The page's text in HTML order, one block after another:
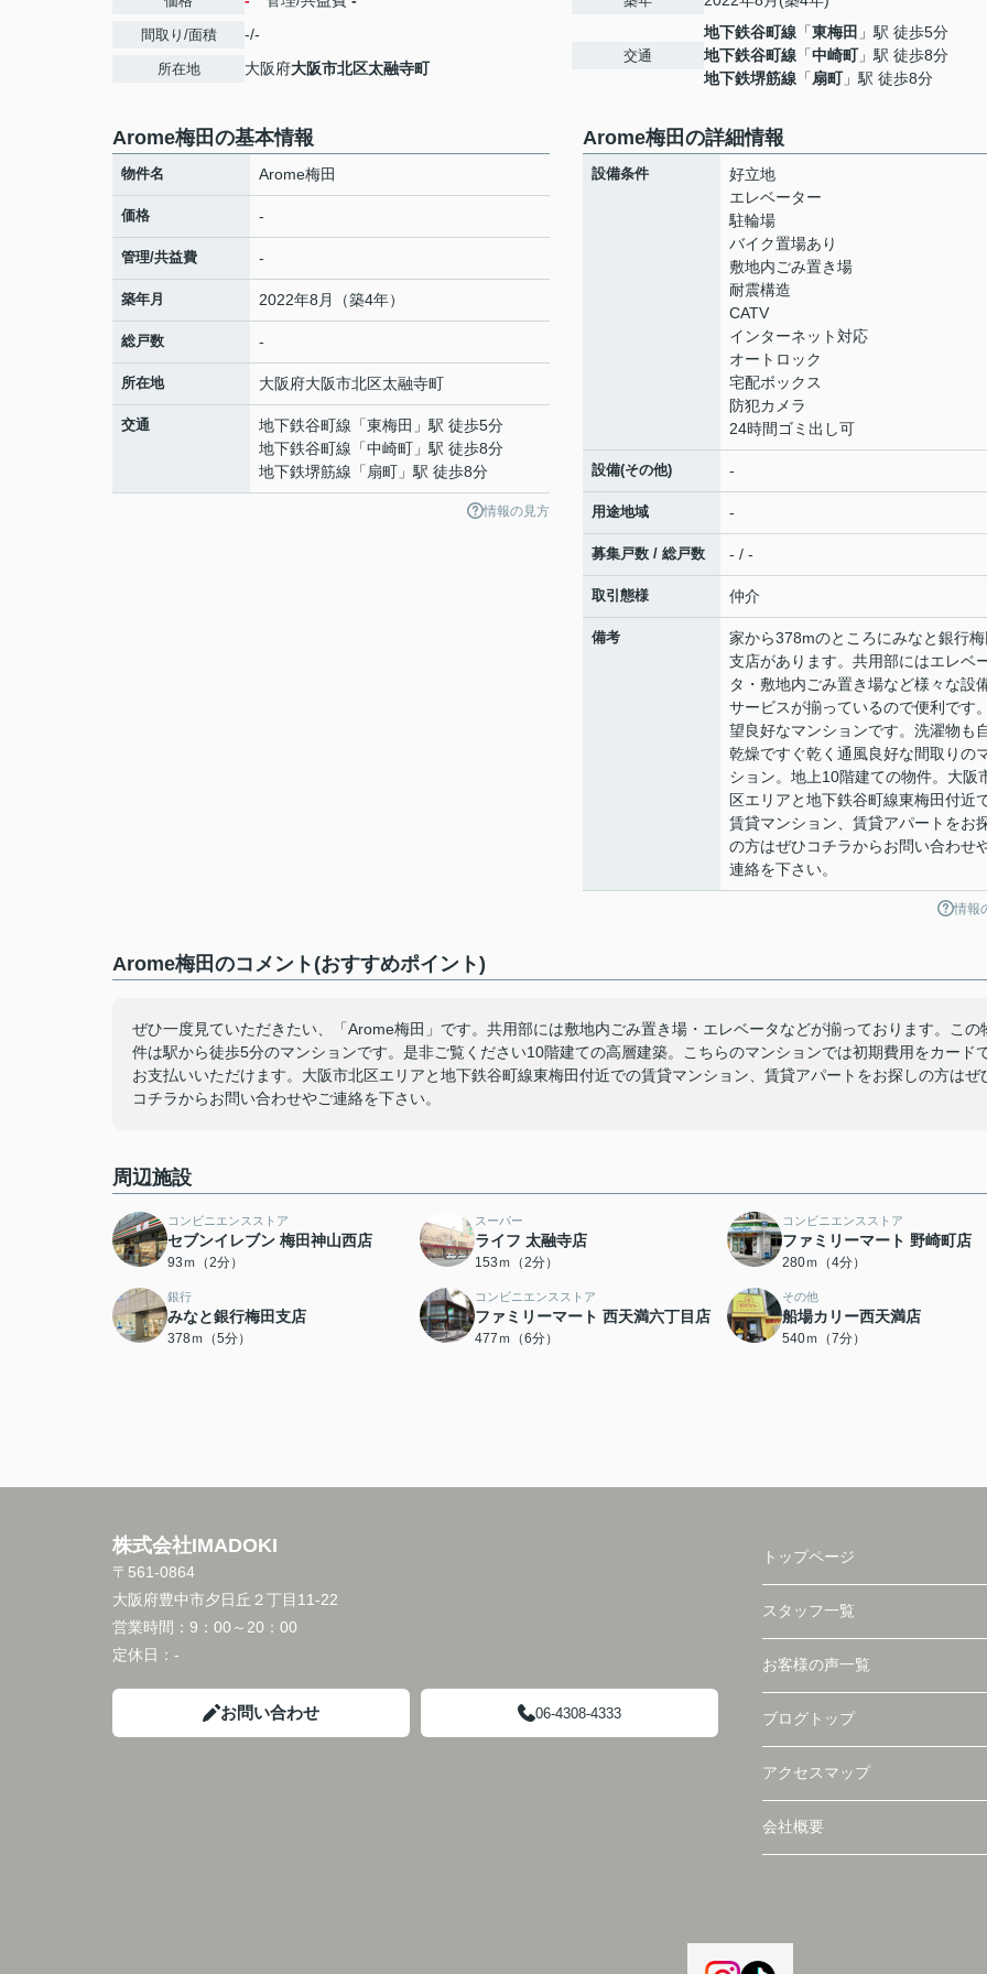
間取り/面積 -/-
所在地 大阪府大阪市北区太融寺町
交通
地下鉄谷町線 「東梅田 」駅 徒歩5分
地下鉄谷町線 「中崎町」駅 徒歩8分
地下鉄堺筋線 「扇町」駅 徒歩8分
Arome梅田の基本情報
物件名 Arome梅田
価格 -
管理/共益費 -
築年月 2022年8月（築4年）
総戸数 -
所在地 大阪府大阪市北区太融寺町
交通 地下鉄谷町線 「東梅田 」駅 徒歩5分
地下鉄谷町線 「中崎町 」駅 徒歩8分
地下鉄堺筋線 「 扇町 」駅 徒歩8分
情報の見方
Arome梅田の詳細情報
設備条件
好立地
エレベーター
駐輪場
バイク置場あり
敷地内ごみ置き場
耐震構造
CATV
インターネット対応
オートロック
宅配ボックス
防犯カメラ
24時間ゴミ出し可
設備(その他) -
用途地域 -
募集戸数 / 総戸数 - / -
取引態様 仲介
備考
家から378mのところにみなと銀行梅
支店があります。共用部にはエレベ
タ・敷地内ごみ置き場など様々な設
サービスが揃っているので便利です
望良好なマンションです。洗濯物も
乾燥ですぐ乾く通風良好な間取りの
ション。地上10階建ての物件。大阪
区エリアと地下鉄谷町線東梅田付近
賃貸マンション、賃貸アパートをお
の方はぜひコチラからお問い合わせ
連絡を下さい。
情報
Arome梅田のコメント(おすすめポイント)
ぜひ一度見ていただきたい、「Arome梅田」です。共用部には敷地内ごみ置き場・エレベータなどが揃っております。この
件は駅から徒歩5分のマンションです。是非ご覧ください10階建ての高層建築。こちらのマンションでは初期費用をカード
お支払いいただけます。大阪市北区エリアと地下鉄谷町線東梅田付近での賃貸マンション、賃貸アパートをお探しの方はぜ
コチラからお問い合わせやご連絡を下さい。
周辺施設
コンビニエンスストア
セブンイレブン 梅田神山西店
93ｍ（2分）
スーパー
ライフ 太融寺店
153ｍ（2分）
コンビニエンスストア
ファミリーマート 野崎町店
280ｍ（4分）
銀行
みなと銀行梅田支店
378ｍ（5分）
コンビニエンスストア
ファミリーマート 西天満六丁目店
477ｍ（6分）
その他
船場カリー西天満店
540ｍ（7分）
株式会社IMADOKI
〒561-0864
大阪府豊中市夕日丘２丁目11-22
営業時間： 9：00～20：00
定休日： -
お問い合わせ 06-4308-4333
トップページ
スタッフ一覧
お客様の声一覧
ブログトップ
アクセスマップ
会社概要